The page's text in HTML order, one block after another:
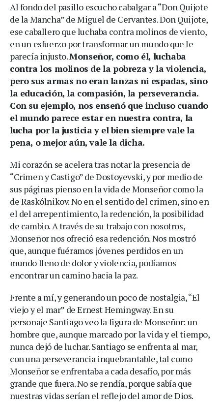
Al fondo del pasillo escucho cabalgar a “Don Quijote
de la Mancha” de Miguel de Cervantes. Don Quijote,
ese caballero que luchaba contra molinos de viento,
en un esfuerzo por transformar un mundo que le
parecía injusto.Monseñor, como él, luchaba
contra los molinos de la pobreza y la violencia,
pero sus armas no eran lanzas ni espadas, sino
la educación, la compasión, la perseverancia.
Con su ejemplo, nos enseñó que incluso cuando
el mundo parece estar en nuestra contra, la
lucha por la justicia y el bien siempre vale la
pena, o mejor aún, vale la dicha.
Mi corazón se acelera tras notar la presencia de
“Crimen y Castigo” de Dostoyevski, y por medio de
sus páginas pienso en la vida de Monseñor como la
de Raskólnikov. No en el sentido del crimen, sino en
el del arrepentimiento, la redención, la posibilidad
de cambio. A través de su trabajo con nosotros,
Monseñor nos ofreció esa redención. Nos mostró
que, aunque fuéramos jóvenes perdidos en un
mundo lleno de dolor y violencia, podíamos
encontrar un camino hacia la paz.
Frente a mí, y generando un poco de nostalgia, “El
viejo y el mar” de Ernest Hemingway. En su
personaje Santiago veo la figura de Monseñor: un
hombre que, aunque marcado por la vida y el tiempo,
nunca dejó de luchar. Santiago se enfrenta al mar,
con una perseverancia inquebrantable, tal como
Monseñor se enfrentaba a cada desafío, por más
grande que fuera. No se rendía, porque sabía que
nuestras vidas serían el reflejo del amor de Dios.